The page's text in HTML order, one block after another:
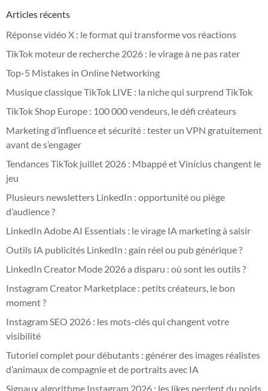
Articles récents
Réponse vidéo X : le format qui transforme vos réactions
TikTok moteur de recherche 2026 : le virage à ne pas rater
Top-5 Mistakes in Online Networking
Musique classique TikTok LIVE : la niche qui surprend TikTok
TikTok Shop Europe : 100 000 vendeurs, le défi créateurs
Marketing d’influence et sécurité : tester un VPN gratuitement
avant de s’engager
Tendances TikTok juillet 2026 : Mbappé et Vinícius changent le
jeu
Plusieurs newsletters LinkedIn : opportunité ou piège
d’audience ?
LinkedIn Adobe AI Essentials : le virage IA marketing à saisir
Outils IA publicités LinkedIn : gain réel ou pub générique ?
LinkedIn Creator Mode 2026 a disparu : où sont les outils ?
Instagram Creator Marketplace : petits créateurs, le bon
moment ?
Instagram SEO 2026 : les mots-clés qui changent votre
visibilité
Tutoriel complet pour débutants : générer des images réalistes
d’animaux de compagnie et de portraits avec IA
Signaux algorithme Instagram 2026 : les likes perdent du poids